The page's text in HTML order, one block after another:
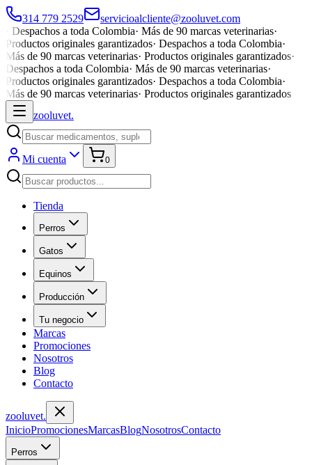
314 779 2529
servicioalcliente@zooluvet.com
Despachos a toda Colombia· Más de 90 marcas veterinarias·
Productos originales garantizados· Despachos a toda Colombia·
Más de 90 marcas veterinarias· Productos originales garantizados·
Despachos a toda Colombia· Más de 90 marcas veterinarias·
Productos originales garantizados· Despachos a toda Colombia·
Más de 90 marcas veterinarias· Productos originales garantizados
zooluvet.
Mi cuenta 0
Tienda
Perros
Gatos
Equinos
Producción
Tu negocio
Marcas
Promociones
Nosotros
Blog
Contacto
zooluvet.
InicioPromocionesMarcasBlogNosotrosContacto
Perros